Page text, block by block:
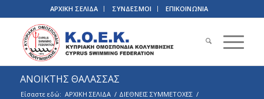
ΑΡΧΙΚΗ ΣΕΛΙΔΑ ΣΥΝΔΕΣΜΟΙ ΕΠΙΚΟΙΝΩΝΙΑ
ΑΝΟΙΚΤΗΣ ΘΑΛΑΣΣΑΣ
Είσαστε εδώ: ΑΡΧΙΚΗ ΣΕΛΙΔΑ / ΔΙΕΘΝΕΙΣ ΣΥΜΜΕΤΟΧΕΣ /